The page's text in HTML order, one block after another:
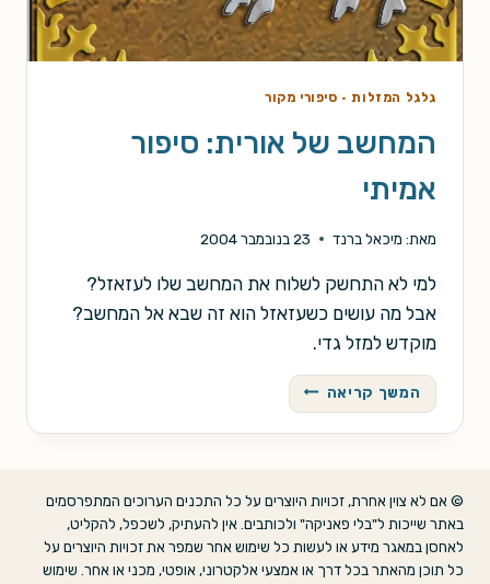
גלגל המזלות· סיפורי מקור
המחשב של אורית: סיפור
אמיתי
מאת: מיכאל ברנד 23 בנובמבר 2004
למי לא התחשק לשלוח את המחשב שלו לעזאזל?
אבל מה עושים כשעזאזל הוא זה שבא אל המחשב?
מוקדש למזל גדי.
המשך קריאה המחשב
של
אורית:
© אם לא צוין אחרת, זכויות היוצרים על כל התכנים הערוכים המתפרסמים
באתר שייכות ל"בלי פאניקה" ולכותבים. אין להעתיק, לשכפל, להקליט,
לאחסן במאגר מידע או לעשות כל שימוש אחר שמפר את זכויות היוצרים על
כל תוכן מהאתר בכל דרך או אמצעי אלקטרוני, אופטי, מכני או אחר. שימוש